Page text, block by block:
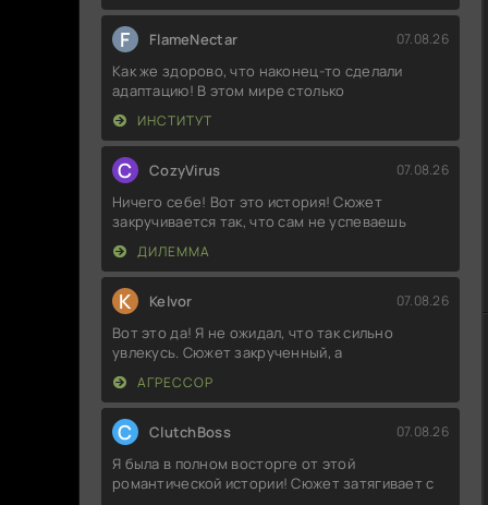
F FlameNectar 07.08.26
Как же здорово, что наконец-то сделали
адаптацию! В этом мире столько
ИНСТИТУТ
C CozyVirus 07.08.26
Ничего себе! Вот это история! Сюжет
закручивается так, что сам не успеваешь
ДИЛЕММА
K Kelvor 07.08.26
Вот это да! Я не ожидал, что так сильно
увлекусь. Сюжет закрученный, а
АГРЕССОР
C ClutchBoss 07.08.26
Я была в полном восторге от этой
романтической истории! Сюжет затягивает с